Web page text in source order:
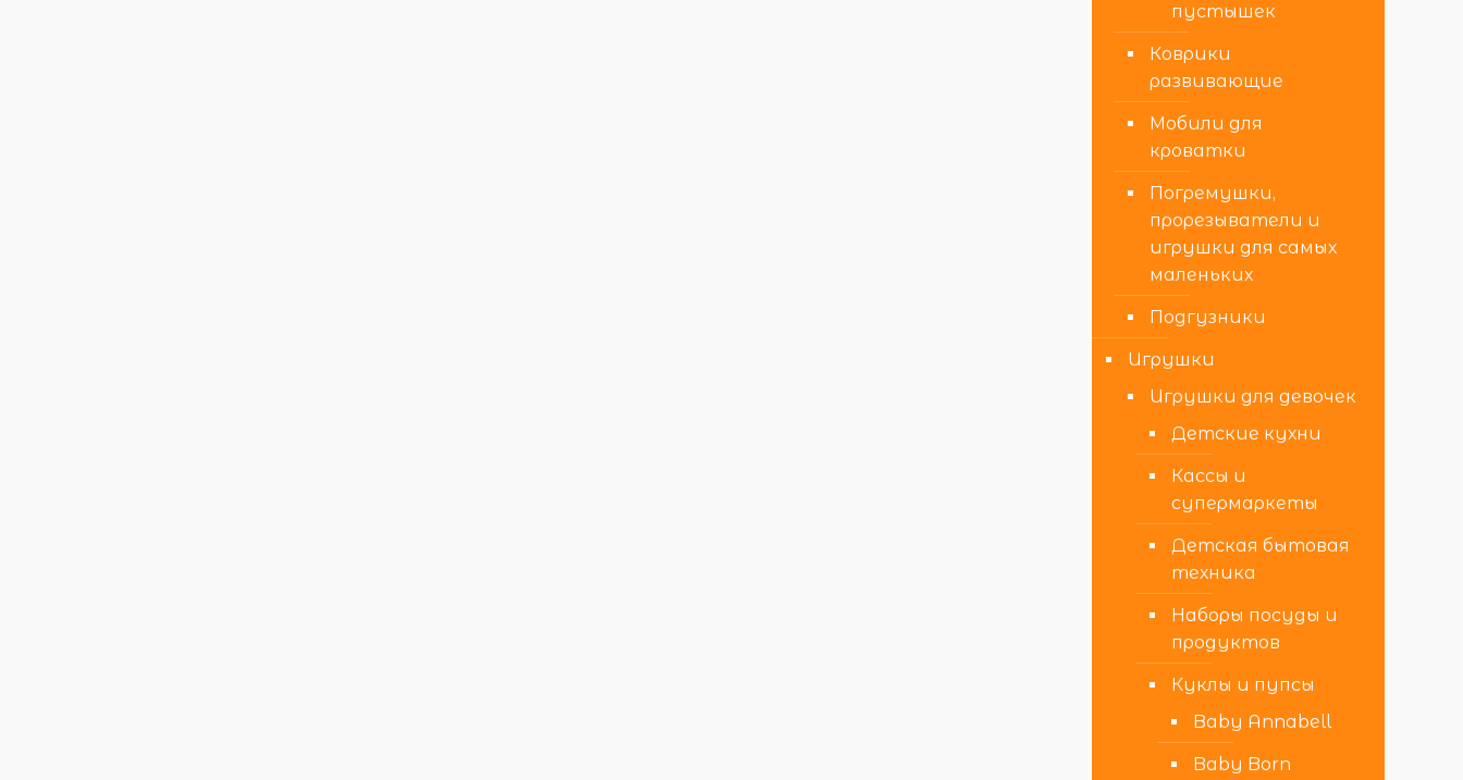
пустышек
Коврики
развивающие
Мобили для
кроватки
Погремушки,
прорезыватели и
игрушки для самых
маленьких
Подгузники
Игрушки
Игрушки для девочек
Детские кухни
Кассы и
супермаркеты
Детская бытовая
техника
Наборы посуды и
продуктов
Куклы и пупсы
Baby Annabell
Baby Born